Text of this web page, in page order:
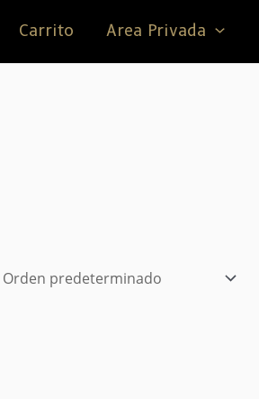
Carrito Area Privada